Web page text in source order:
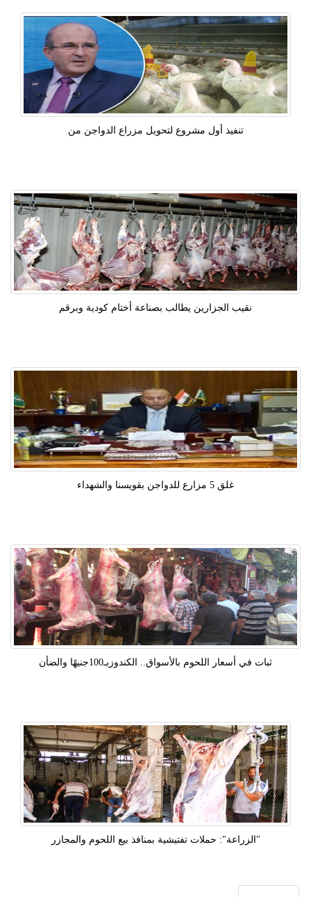
تنفيذ أول مشروع لتحويل مزراع الدواجن من
نقيب الجزارين يطالب بصناعة أختام كودية وبرقم
غلق 5 مزارع للدواجن بقويسنا والشهداء
ثبات في أسعار اللحوم بالأسواق.. الكندوزبـ100جنيهًا والضأن
"الزراعة": حملات تفتيشية بمنافذ بيع اللحوم والمجازر